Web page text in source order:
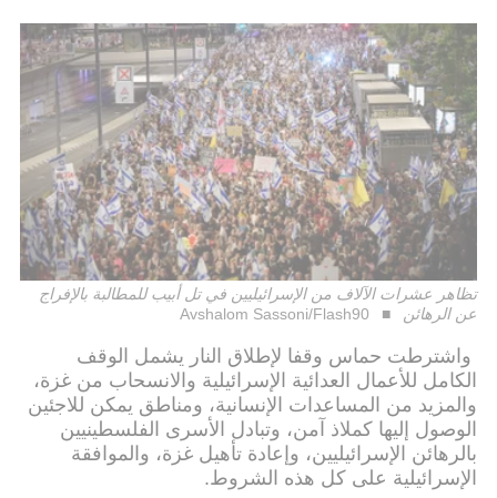
تظاهر عشرات الآلاف من الإسرائيليين في تل أبيب للمطالبة بالإفراج
عن الرهائن
Avshalom Sassoni/Flash90
واشترطت حماس وقفا لإطلاق النار يشمل الوقف
الكامل للأعمال العدائية الإسرائيلية والانسحاب من غزة،
والمزيد من المساعدات الإنسانية، ومناطق يمكن للاجئين
الوصول إليها كملاذ آمن، وتبادل الأسرى الفلسطينيين
بالرهائن الإسرائيليين، وإعادة تأهيل غزة، والموافقة
الإسرائيلية على كل هذه الشروط.